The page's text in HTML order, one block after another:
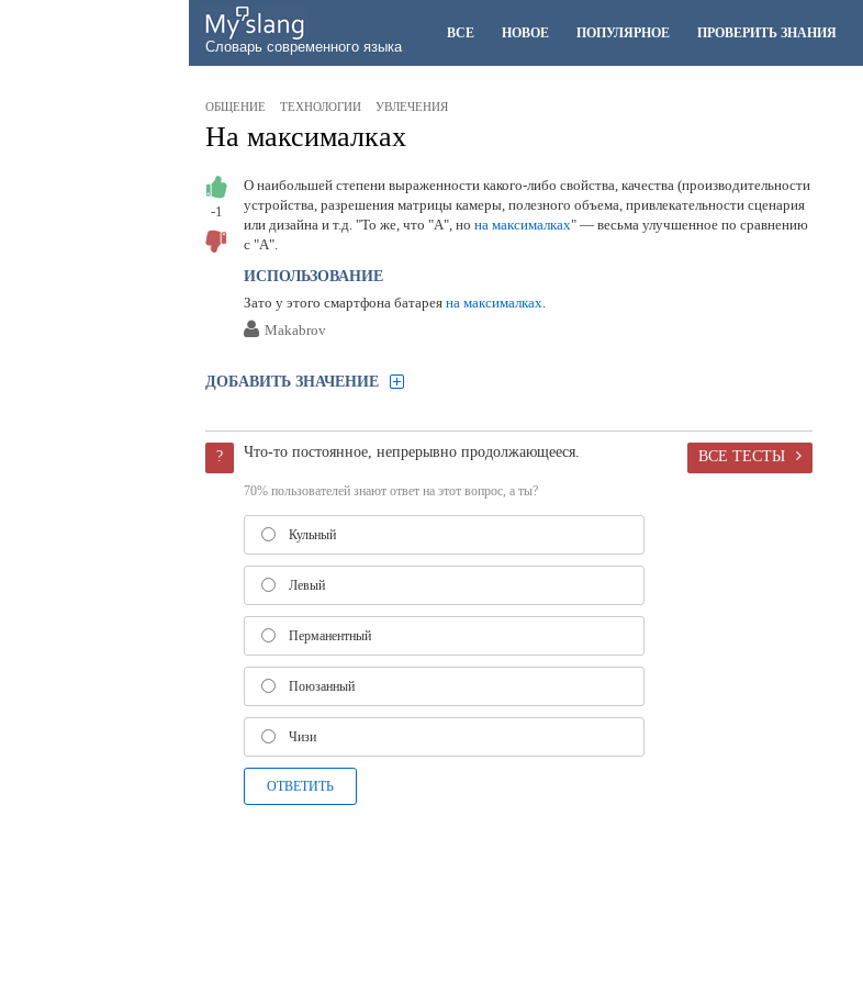
Словарь современного языка
ВСЕ НОВОЕ ПОПУЛЯРНОЕ ПРОВЕРИТЬ ЗНАНИЯ
ОБЩЕНИЕ ТЕХНОЛОГИИ УВЛЕЧЕНИЯ
На максималках
-1
О наибольшей степени выраженности какого-либо свойства, качества (производительности
устройства, разрешения матрицы камеры, полезного объема, привлекательности сценария
или дизайна и т.д. "То же, что "А", но на максималках" — весьма улучшенное по сравнению
с "А".
ИСПОЛЬЗОВАНИЕ
Зато у этого смартфона батарея на максималках.
Makabrov
ДОБАВИТЬ ЗНАЧЕНИЕ
? ВСЕ ТЕСТЫ
Что-то постоянное, непрерывно продолжающееся.
70% пользователей знают ответ на этот вопрос, а ты?
Кульный
Левый
Перманентный
Поюзанный
Чизи